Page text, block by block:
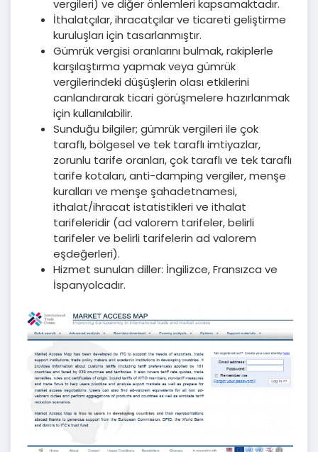
vergileri) ve diğer önlemleri kapsamaktadır.
İthalatçılar, ihracatçılar ve ticareti geliştirme
kuruluşları için tasarlanmıştır.
Gümrük vergisi oranlarını bulmak, rakiplerle
karşılaştırma yapmak veya gümrük
vergilerindeki düşüşlerin olası etkilerini
canlandırarak ticari görüşmelere hazırlanmak
için kullanılabilir.
Sunduğu bilgiler; gümrük vergileri ile çok
taraflı, bölgesel ve tek taraflı imtiyazlar,
zorunlu tarife oranları, çok taraflı ve tek taraflı
tarife kotaları, anti-damping vergiler, menşe
kuralları ve menşe şahadetnamesi,
ithalat/ihracat istatistikleri ve ithalat
tarifeleridir (ad valorem tarifeler, belirli
tarifeler ve belirli tarifelerin ad valorem
eşdeğerleri).
Hizmet sunulan diller: İngilizce, Fransızca ve
İspanyolcadır.